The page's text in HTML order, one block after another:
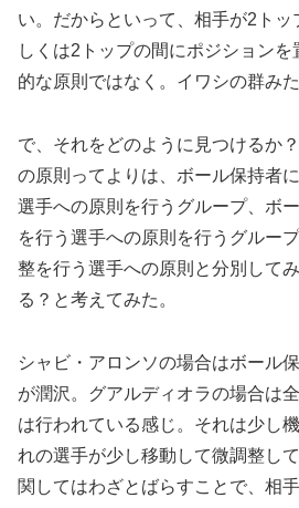
い。だからといって、相手が2トッ
しくは2トップの間にポジション
的な原則ではなく。イワシの群み
で、それをどのように見つけるか
の原則ってよりは、ボール保持者
選手への原則を行うグループ、ボ
を行う選手への原則を行うグルー
整を行う選手への原則と分別して
る？と考えてみた。
シャビ・アロンソの場合はボール
が潤沢。グアルディオラの場合は
は行われている感じ。それは少し
れの選手が少し移動して微調整し
関してはわざとばらすことで、相